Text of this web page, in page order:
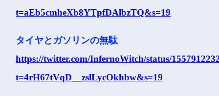
t=aEb5cmheXb8YTpfDAlbzTQ&s=19
タイヤとガソリンの無駄
https://twitter.com/InfernoWitch/status/
t=4rH67tVqD__zslLycOkhbw&s=19